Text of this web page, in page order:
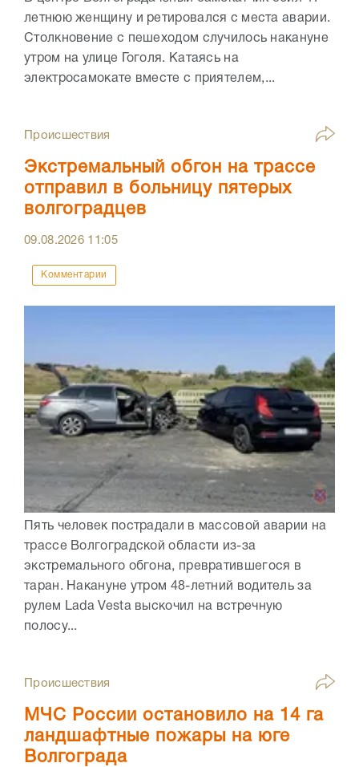
летнюю женщину и ретировался с места аварии.
Столкновение с пешеходом случилось накануне
утром на улице Гоголя. Катаясь на
электросамокате вместе с приятелем,...
Происшествия
Экстремальный обгон на трассе
отправил в больницу пятерых
волгоградцев
09.08.2026 11:05
Комментарии
Пять человек пострадали в массовой аварии на
трассе Волгоградской области из-за
экстремального обгона, превратившегося в
таран. Накануне утром 48-летний водитель за
рулем Lada Vesta выскочил на встречную
полосу...
Происшествия
МЧС России остановило на 14 га
ландшафтные пожары на юге
Волгограда